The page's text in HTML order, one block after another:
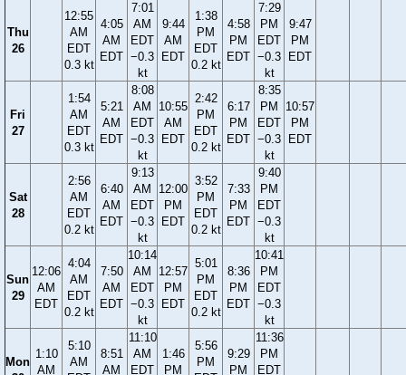
Thu
26
12:55
AM
EDT
0.3 kt
4:05
AM
EDT
7:01
AM
EDT
−0.3
kt
9:44
AM
EDT
1:38
PM
EDT
0.2 kt
4:58
PM
EDT
7:29
PM
EDT
−0.3
kt
9:47
PM
EDT
Fri
27
1:54
AM
EDT
0.3 kt
5:21
AM
EDT
8:08
AM
EDT
−0.3
kt
10:55
AM
EDT
2:42
PM
EDT
0.2 kt
6:17
PM
EDT
8:35
PM
EDT
−0.3
kt
10:57
PM
EDT
Sat
28
2:56
AM
EDT
0.2 kt
6:40
AM
EDT
9:13
AM
EDT
−0.3
kt
12:00
PM
EDT
3:52
PM
EDT
0.2 kt
7:33
PM
EDT
9:40
PM
EDT
−0.3
kt
Sun
29
12:06
AM
EDT
4:04
AM
EDT
0.2 kt
7:50
AM
EDT
10:14
AM
EDT
−0.3
kt
12:57
PM
EDT
5:01
PM
EDT
0.2 kt
8:36
PM
EDT
10:41
PM
EDT
−0.3
kt
Mon
1:10
AM
5:10
AM
8:51
AM
11:10
AM
EDT
1:46
PM
5:56
PM
9:29
PM
11:36
PM
EDT